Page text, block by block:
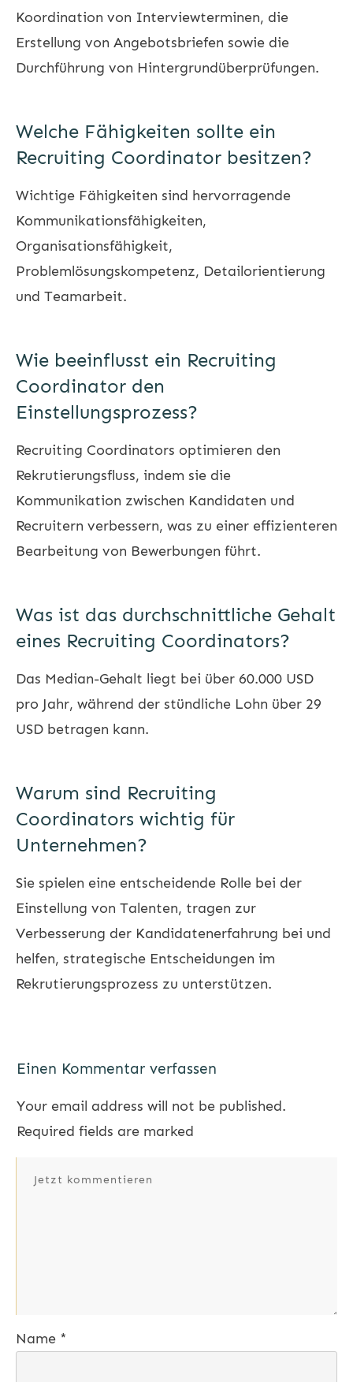
Koordination von Interviewterminen, die
Erstellung von Angebotsbriefen sowie die
Durchführung von Hintergrundüberprüfungen.
Welche Fähigkeiten sollte ein
Recruiting Coordinator besitzen?
Wichtige Fähigkeiten sind hervorragende
Kommunikationsfähigkeiten,
Organisationsfähigkeit,
Problemlösungskompetenz, Detailorientierung
und Teamarbeit.
Wie beeinflusst ein Recruiting
Coordinator den
Einstellungsprozess?
Recruiting Coordinators optimieren den
Rekrutierungsfluss, indem sie die
Kommunikation zwischen Kandidaten und
Recruitern verbessern, was zu einer effizienteren
Bearbeitung von Bewerbungen führt.
Was ist das durchschnittliche Gehalt
eines Recruiting Coordinators?
Das Median-Gehalt liegt bei über 60.000 USD
pro Jahr, während der stündliche Lohn über 29
USD betragen kann.
Warum sind Recruiting
Coordinators wichtig für
Unternehmen?
Sie spielen eine entscheidende Rolle bei der
Einstellung von Talenten, tragen zur
Verbesserung der Kandidatenerfahrung bei und
helfen, strategische Entscheidungen im
Rekrutierungsprozess zu unterstützen.
Einen Kommentar verfassen
Your email address will not be published.
Required fields are marked
Name *